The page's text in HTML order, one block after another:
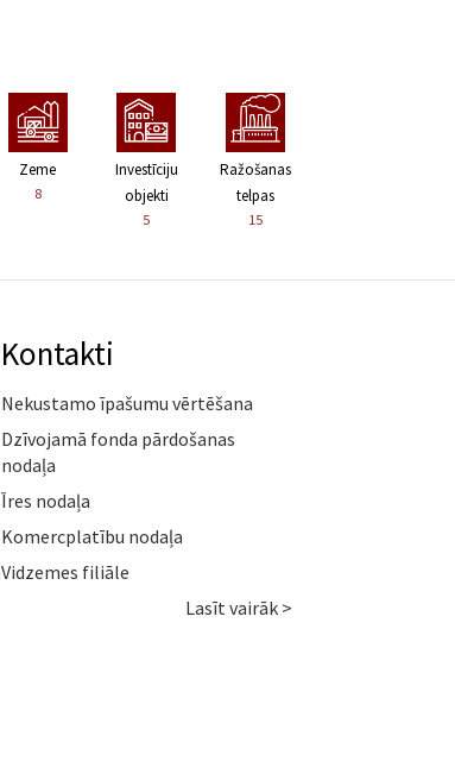
Zeme
8
Investīciju
objekti
5
Ražošanas
telpas
15
Kontakti
Nekustamo īpašumu vērtēšana
Dzīvojamā fonda pārdošanas
nodaļa
Īres nodaļa
Komercplatību nodaļa
Vidzemes filiāle
Lasīt vairāk >